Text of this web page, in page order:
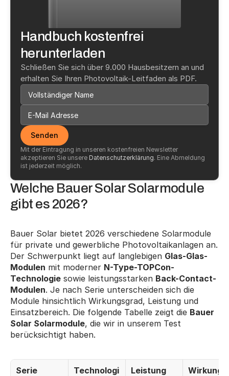
Handbuch kostenfrei
herunterladen
Schließen Sie sich über 9.000 Hausbesitzern an und
erhalten Sie Ihren Photovoltaik-Leitfaden als PDF.
Senden
Mit der Eintragung in unseren kostenfreien Newsletter
akzeptieren Sie unsere Datenschutzerklärung. Eine Abmeldung
ist jederzeit möglich.
Welche Bauer Solar Solarmodule
gibt es 2026?
Bauer Solar bietet 2026 verschiedene Solarmodule
für private und gewerbliche Photovoltaikanlagen an.
Der Schwerpunkt liegt auf langlebigen Glas-Glas-
Modulen mit moderner N-Type-TOPCon-
Technologie sowie leistungsstarken Back-Contact-
Modulen. Je nach Serie unterscheiden sich die
Module hinsichtlich Wirkungsgrad, Leistung und
Einsatzbereich. Die folgende Tabelle zeigt die Bauer
Solar Solarmodule, die wir in unserem Test
berücksichtigt haben.
Serie
Technologi
Leistung